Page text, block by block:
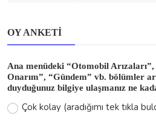
OY ANKETI
Ana menüdeki “Otomobil
Onarım”, “Gündem” vb. bölümler
duyduğunuz bilgiye ulaşmanız ne
Çok kolay (aradığımı tek tıkla